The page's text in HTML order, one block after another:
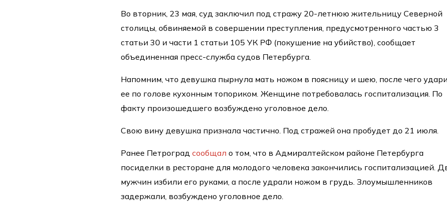
Во вторник, 23 мая, суд заключил под стражу 20-летнюю жительницу Северной
столицы, обвиняемой в совершении преступления, предусмотренного частью 3
статьи 30 и части 1 статьи 105 УК РФ (покушение на убийство), сообщает
объединенная пресс-служба судов Петербурга.
Напомним, что девушка пырнула мать ножом в поясницу и шею, после чего
ее по голове кухонным топориком. Женщине потребовалась госпитализация. По
факту произошедшего возбуждено уголовное дело.
Свою вину девушка признала частично. Под стражей она пробудет до 21 июля.
Ранее Петроградсообщал о том, что в Адмиралтейском районе Петербурга
посиделки в ресторане для молодого человека закончились госпитализацией.
мужчин избили его руками, а после удрали ножом в грудь. Злоумышленников
задержали, возбуждено уголовное дело.